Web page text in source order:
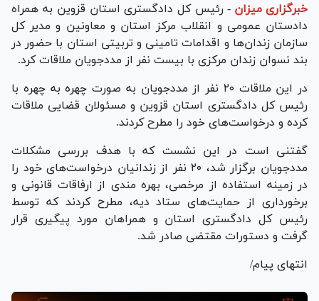
خبرگزاری میزان - رئیس کل دادگستری استان قزوین به همراه
دادستان عمومی و انقلاب مرکز استان و معاونین و مدیر کل
سازمان زندان‌ها و اقدامات تامینی و تربیتی استان با حضور در
بند نسوان زندان مرکزی با بیست نفر از مددجویان ملاقات کرد.
در این ملاقات ۲۰ نفر از مددجویان به صورت چهره به چهره با
رئیس کل دادگستری استان قزوین و مسئولان قضایی ملاقات
کرده و درخواست‌های خود را مطرح کردند.
گفتنی است در این نشست که با هدف بررسی مشکلات
مددجویان برگزار شد، ۲۰ نفر از زندانیان درخواست‌های خود را
در زمینه استفاده از مرخصی، بهره مندی از ارفاقات قانونی و
برخورداری از حمایت‌های ستاد دیه، مطرح کردند که توسط
رئیس کل دادگستری استان و همراهان مورد پیگیری قرار
گرفت و دستورات مقتضی صادر شد.
انتهای پیام/